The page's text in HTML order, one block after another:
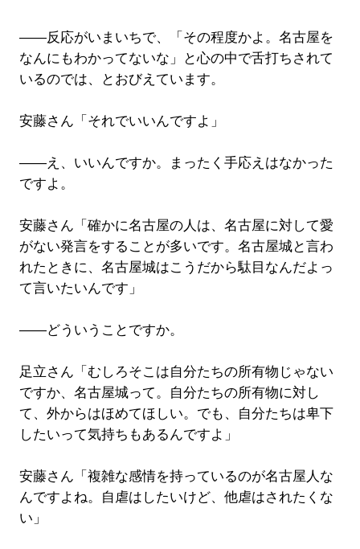
――反応がいまいちで、「その程度かよ。名古屋を
なんにもわかってないな」と心の中で舌打ちされて
いるのでは、とおびえています。
安藤さん「それでいいんですよ」
――え、いいんですか。まったく手応えはなかった
ですよ。
安藤さん「確かに名古屋の人は、名古屋に対して愛
がない発言をすることが多いです。名古屋城と言わ
れたときに、名古屋城はこうだから駄目なんだよっ
て言いたいんです」
――どういうことですか。
足立さん「むしろそこは自分たちの所有物じゃない
ですか、名古屋城って。自分たちの所有物に対し
て、外からはほめてほしい。でも、自分たちは卑下
したいって気持ちもあるんですよ」
安藤さん「複雑な感情を持っているのが名古屋人な
んですよね。自虐はしたいけど、他虐はされたくな
い」